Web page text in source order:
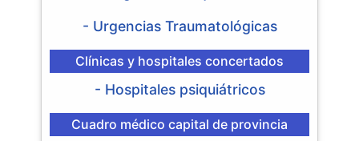
- Urgencias Traumatológicas
Clínicas y hospitales concertados
- Hospitales psiquiátricos
Cuadro médico capital de provincia